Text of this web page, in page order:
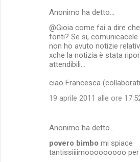
Anonimo ha detto…
@Gioia come fai a dire
fonti? Se si,
non ho avuto notizie
xche la notizia è stata
attendibili...
ciao Francesca
19 aprile 2011 alle ore
Anonimo ha detto…
povero bimbo mi spiace
tantissiiiimooooooooo per